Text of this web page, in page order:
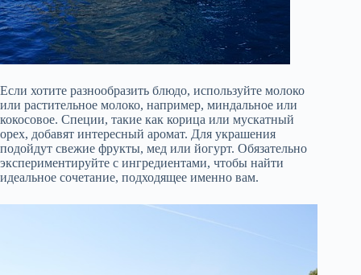
Если хотите разнообразить блюдо, используйте молоко
или растительное молоко, например, миндальное или
кокосовое. Специи, такие как корица или мускатный
орех, добавят интересный аромат. Для украшения
подойдут свежие фрукты, мед или йогурт. Обязательно
экспериментируйте с ингредиентами, чтобы найти
идеальное сочетание, подходящее именно вам.